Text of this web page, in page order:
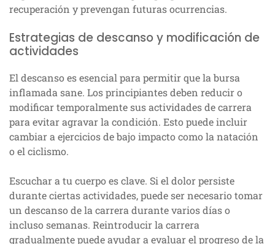
recuperación y prevengan futuras ocurrencias.
Estrategias de descanso y modificación de
actividades
El descanso es esencial para permitir que la bursa
inflamada sane. Los principiantes deben reducir o
modificar temporalmente sus actividades de carrera
para evitar agravar la condición. Esto puede incluir
cambiar a ejercicios de bajo impacto como la natación
o el ciclismo.
Escuchar a tu cuerpo es clave. Si el dolor persiste
durante ciertas actividades, puede ser necesario tomar
un descanso de la carrera durante varios días o
incluso semanas. Reintroducir la carrera
gradualmente puede ayudar a evaluar el progreso de la